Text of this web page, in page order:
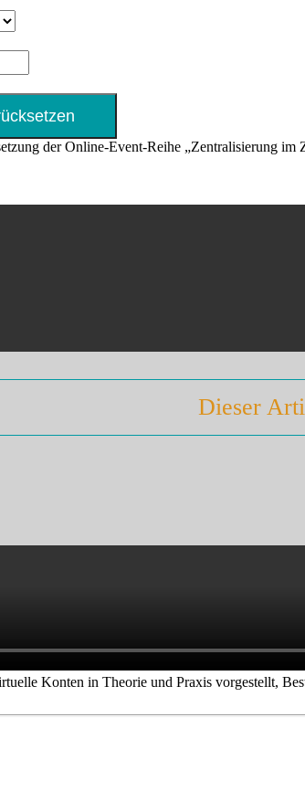
der Online-Event-Reihe „Zentralisierung im
Dieser
Konten in Theorie und Praxis vorgestellt,